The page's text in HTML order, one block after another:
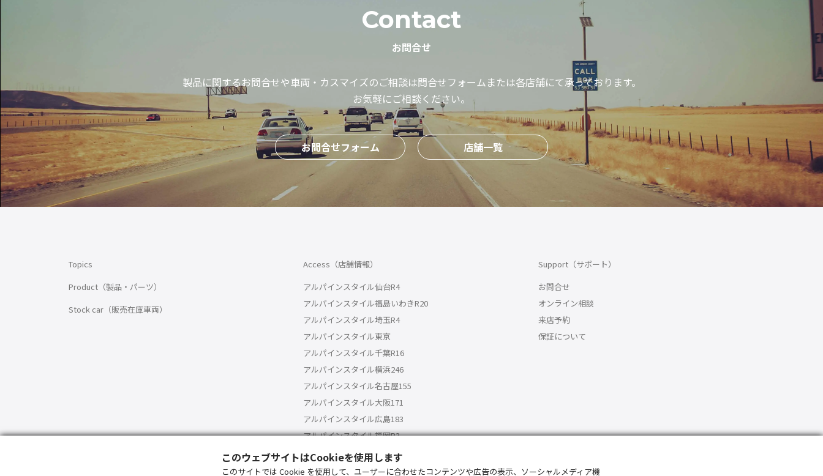
Contact
お問合せ
製品に関するお問合せや車両・カスマイズのご相談は問合せフォームまたは各店舗にて承っております。
お気軽にご相談ください。
お問合せフォーム 店舗一覧
このウェブサイトはCookieを使用します
このサイトでは Cookie を使用して、ユーザーに合わせたコンテンツや広告の表示、ソーシャルメディア機
Topics
Product（製品・パーツ）
Stock car（販売在庫車両）
Access（店舗情報）
アルパインスタイル仙台R4
アルパインスタイル福島いわきR20
アルパインスタイル埼玉R4
アルパインスタイル東京
アルパインスタイル千葉R16
アルパインスタイル横浜246
アルパインスタイル名古屋155
アルパインスタイル大阪171
アルパインスタイル広島183
アルパインスタイル福岡R3
アルパインスタイル沖縄
Support（サポート）
お問合せ
オンライン相談
来店予約
保証について